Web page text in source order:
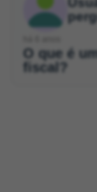
O que é
fiscal?